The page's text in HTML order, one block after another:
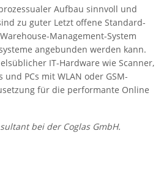
Aufbau sinnvoll und
zu guter Letzt offene Standard-
Management-System
angebunden werden kann.
IT-Hardware wie Scanner,
PCs mit WLAN oder GSM-
für die performante Online
bei der Coglas GmbH.